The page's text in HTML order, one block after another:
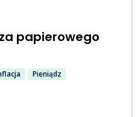
papierowego
Pieniądz